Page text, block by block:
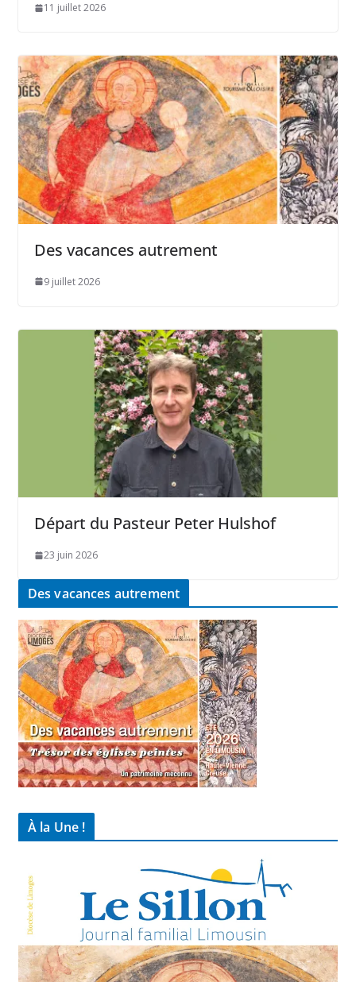
11 juillet 2026
Des vacances autrement
9 juillet 2026
Départ du Pasteur Peter Hulshof
23 juin 2026
Des vacances autrement
À la Une !